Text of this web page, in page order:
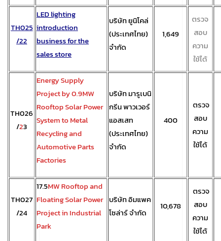
TH025
/22
LED lighting
introduction
business for the
sales store
บริษัท ยูนิโคล่
(ประเทศไทย)
จำกัด
1,649
ตรวจ
สอบ
ความ
ใช้ได้
TH026
/23
Energy Supply
Project by 0.9MW
Rooftop Solar Power
System to Metal
Recycling and
Automotive Parts
Factories
บริษัท มารูเบนิ
กรีน พาวเวอร์
แอสเสท
(ประเทศไทย)
จำกัด
400
ตรวจ
สอบ
ความ
ใช้ได้
TH027
/24
17.5MW Rooftop and
Floating Solar Power
Project in Industrial
Park
บริษัท อิมแพค
โซล่าร์ จำกัด
10,678
ตรวจ
สอบ
ความ
ใช้ได้